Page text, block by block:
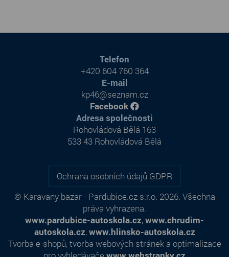
Ochrana osobních údajů GDPR
© Karavany bazar - Pardubice.cz s.r.o. 2026. Všechna
práva vyhrazena.
www.pardubice-autoskola.cz,www.chrudim-
autoskola.cz,www.hlinsko-autoskola.cz
Tvorba e-shopů,tvorba webových stráneka optimalizace
Adresa společnosti
Rohovládová Bělá 163
533 43 Rohovládová Bělá
Telefon
+420 604 760 364
E-mail
kp46@seznam.cz
Facebook